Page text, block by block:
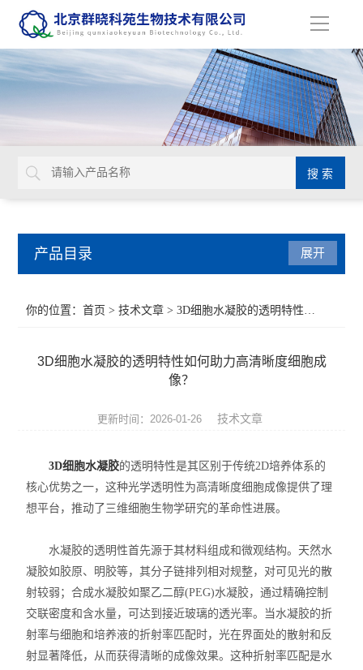
导
产品目录
便携式荧光定量PCR仪
GeNorm内参基因筛选试剂盒
NviGen磁性纳米颗粒
Ludger糖基化分析和检测产品
3D细胞培养系列产品
Matriks抗体药ELISA试剂盒
展开
你的位置：首页 >技术文章 > 3D细胞水凝胶的透明特性如何助力高清晰度细胞成像？
3D细胞水凝胶的透明特性如何助力高清晰度细胞成
像？
更新时间：2026-01-26 技术文章
3D细胞水凝胶的透明特性是其区别于传统2D培养体系的
核心优势之一，这种光学透明性为高清晰度细胞成像提供了理
想平台，推动了三维细胞生物学研究的革命性进展。
水凝胶的透明性首先源于其材料组成和微观结构。天然水
凝胶如胶原、明胶等，其分子链排列相对规整，对可见光的散
射较弱；合成水凝胶如聚乙二醇(PEG)水凝胶，通过精确控制
交联密度和含水量，可达到接近玻璃的透光率。当水凝胶的折
射率与细胞和培养液的折射率匹配时，光在界面处的散射和反
射显著降低，从而获得清晰的成像效果。这种折射率匹配是水